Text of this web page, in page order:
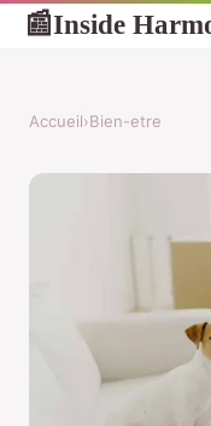
📰Inside
Accueil›Bien-etre